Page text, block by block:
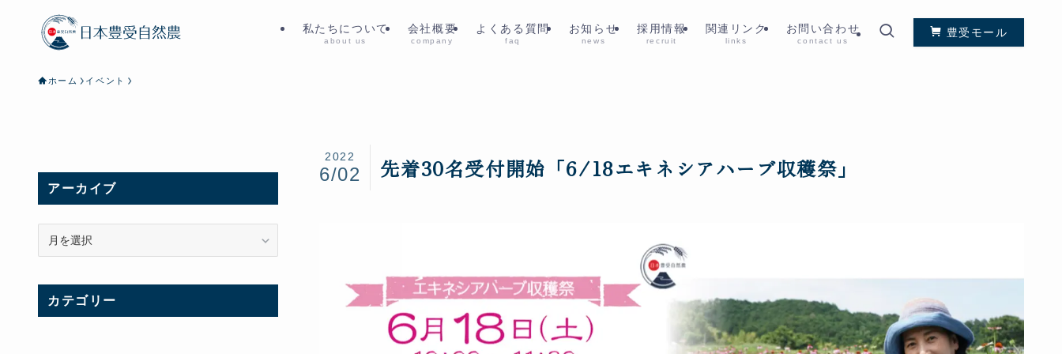
私たちについて
about us
会社概要
company
よくある質問
faq
お知らせ
news
採用情報
recruit
関連リンク
links
お問い合わせ
contact us
豊受モール
ホーム イベント
先着30名受付開始「6/18エキネシアハーブ収穫祭」
2022
6/02
アーカイブ
ー
イ
ブカテゴリー